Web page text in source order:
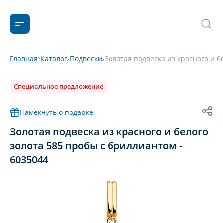
Главная Каталог Подвески Золотая подвеска из красного и
Специальное предложение
Намекнуть о подарке
Золотая подвеска из красного и белого
золота 585 пробы с бриллиантом -
6035044